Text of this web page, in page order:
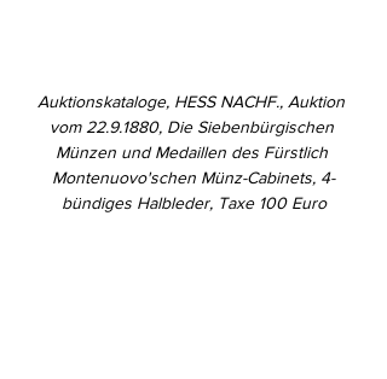
Auktionskataloge, HESS NACHF., Auktion
vom 22.9.1880, Die Siebenbürgischen
Münzen und Medaillen des Fürstlich
Montenuovo'schen Münz-Cabinets, 4-
bündiges Halbleder, Taxe 100 Euro